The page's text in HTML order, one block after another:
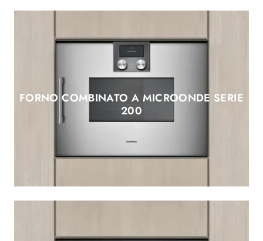
FORNO COMBINATO A MICROONDE SERIE
200